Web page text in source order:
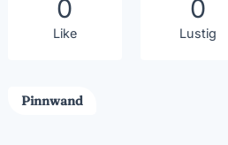
0
Like
0
Lustig
Pinnwand